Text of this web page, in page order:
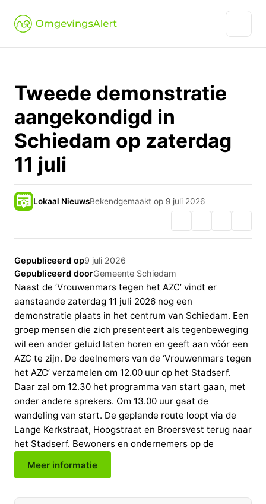
Tweede demonstratie
aangekondigd in
Schiedam op zaterdag
11 juli
Lokaal NieuwsBekendgemaakt op 9 juli 2026
Gepubliceerd op9 juli 2026
Gepubliceerd doorGemeente Schiedam
Naast de ‘Vrouwenmars tegen het AZC’ vindt er
aanstaande zaterdag 11 juli 2026 nog een
demonstratie plaats in het centrum van Schiedam. Een
groep mensen die zich presenteert als tegenbeweging
wil een ander geluid laten horen en geeft aan vóór een
AZC te zijn. De deelnemers van de ‘Vrouwenmars tegen
het AZC’ verzamelen om 12.00 uur op het Stadserf.
Daar zal om 12.30 het programma van start gaan, met
onder andere sprekers. Om 13.00 uur gaat de
wandeling van start. De geplande route loopt via de
Lange Kerkstraat, Hoogstraat en Broersvest terug naar
het Stadserf. Bewoners en ondernemers op de
Meer informatie